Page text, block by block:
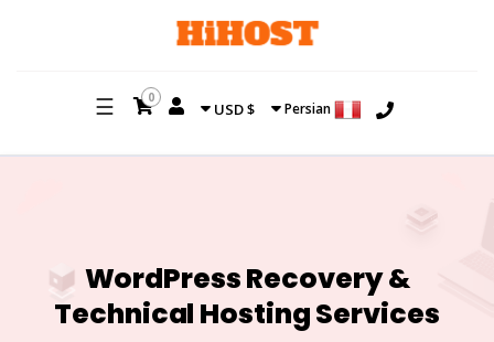
$ USD
0
☰
WordPress Recovery &
Technical Hosting Services